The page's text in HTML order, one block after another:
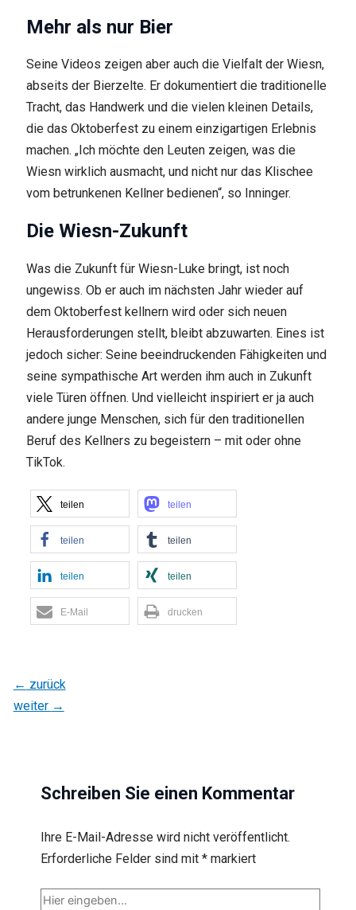
Mehr als nur Bier
Seine Videos zeigen aber auch die Vielfalt der Wiesn,
abseits der Bierzelte. Er dokumentiert die traditionelle
Tracht, das Handwerk und die vielen kleinen Details,
die das Oktoberfest zu einem einzigartigen Erlebnis
machen. „Ich möchte den Leuten zeigen, was die
Wiesn wirklich ausmacht, und nicht nur das Klischee
vom betrunkenen Kellner bedienen“, so Inninger.
Die Wiesn-Zukunft
Was die Zukunft für Wiesn-Luke bringt, ist noch
ungewiss. Ob er auch im nächsten Jahr wieder auf
dem Oktoberfest kellnern wird oder sich neuen
Herausforderungen stellt, bleibt abzuwarten. Eines ist
jedoch sicher: Seine beeindruckenden Fähigkeiten und
seine sympathische Art werden ihm auch in Zukunft
viele Türen öffnen. Und vielleicht inspiriert er ja auch
andere junge Menschen, sich für den traditionellen
Beruf des Kellners zu begeistern – mit oder ohne
TikTok.
teilen teilen
teilen teilen
teilen teilen
E-Mail drucken
← zurück
weiter →
Schreiben Sie einen Kommentar
Ihre E-Mail-Adresse wird nicht veröffentlicht.
Erforderliche Felder sind mit *markiert
Hier